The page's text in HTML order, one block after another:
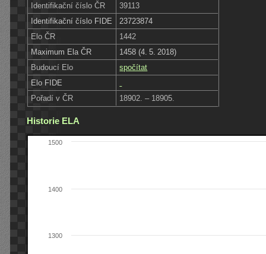
Identifikační číslo ČR
39113
Identifikační číslo FIDE
23723874
Elo ČR
1442
Maximum Ela ČR
1458 (4. 5. 2018)
Budoucí Elo
spočítat
Elo FIDE
Pořadí v ČR
18902. – 18905.
Historie ELA
1300
1400
1500